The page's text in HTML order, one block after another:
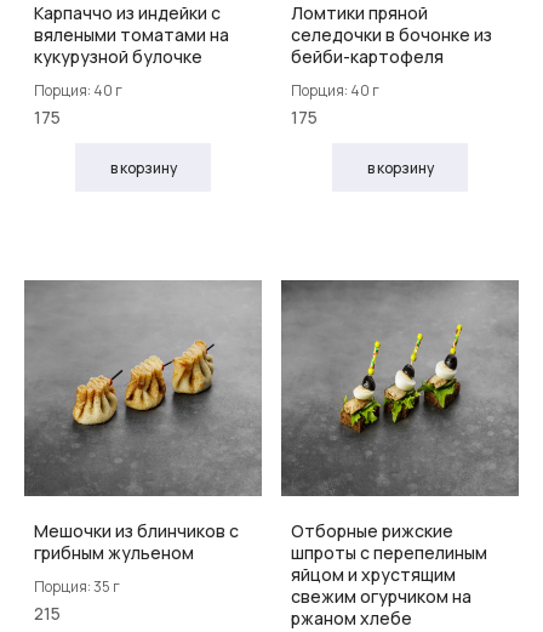
Карпаччо из индейки с
вялеными томатами на
кукурузной булочке
Порция: 40 г
175
в корзину
Ломтики пряной
селедочки в бочонке из
бейби-картофеля
Порция: 40 г
175
в корзину
Мешочки из блинчиков с
грибным жульеном
Порция: 35 г
215
Отборные рижские
шпроты с перепелиным
яйцом и хрустящим
свежим огурчиком на
ржаном хлебе